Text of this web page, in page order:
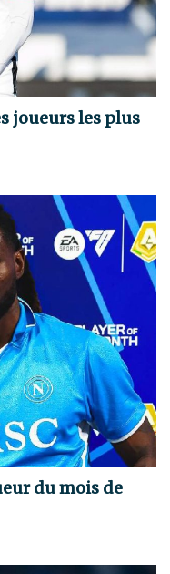
joueurs les plus
du mois de